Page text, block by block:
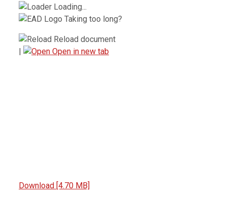
Loading...
Taking too long?
Reload document
Open in new tab
Download [4.70 MB]